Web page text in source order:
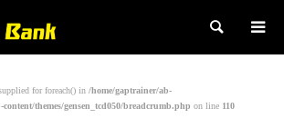
検索
for foreach() in /home/gaptrainer/ab-
themes/gensen_tcd050/breadcrumb.php on line 110